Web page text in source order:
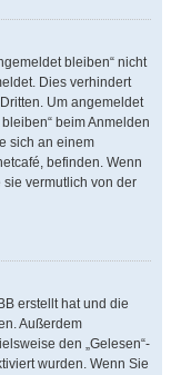
bleiben“ nicht
Dies verhindert
Um angemeldet
beim Anmelden
sich an einem
befinden. Wenn
vermutlich von der
erstellt hat und die
Außerdem
den „Gelesen“-
wurden. Wenn Sie